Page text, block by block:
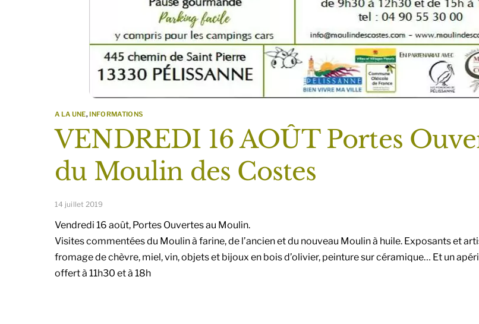
A LA UNE, INFORMATIONS
VENDREDI 16 AOÛT Portes
du Moulin des Costes
14 juillet 2019
Vendredi 16 août, Portes Ouvertes au Moulin.
Visites commentées du Moulin à farine, de l’ancien et du nouveau Moulin à huile. Exposants et
fromage de chèvre, miel, vin, objets et bijoux en bois d’olivier, peinture sur céramique… Et un
offert à 11h30 et à 18h